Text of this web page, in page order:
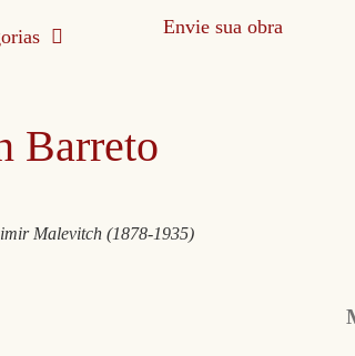
Envie sua obra
Barreto
Malevitch (1878-1935)